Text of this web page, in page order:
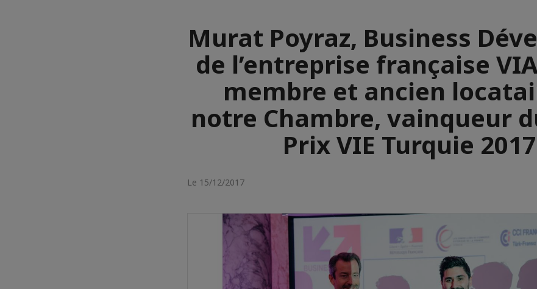
Murat Poyraz, Business
de l’entreprise française
membre et ancien
notre Chambre, vainqueur
Prix VIE Turquie 2017
Le 15/12/2017